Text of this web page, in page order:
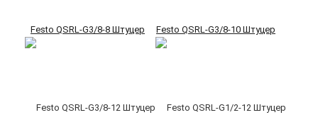
Festo QSRL-G3/8-8 Штуцер Festo QSRL-G3/8-10 Штуцер